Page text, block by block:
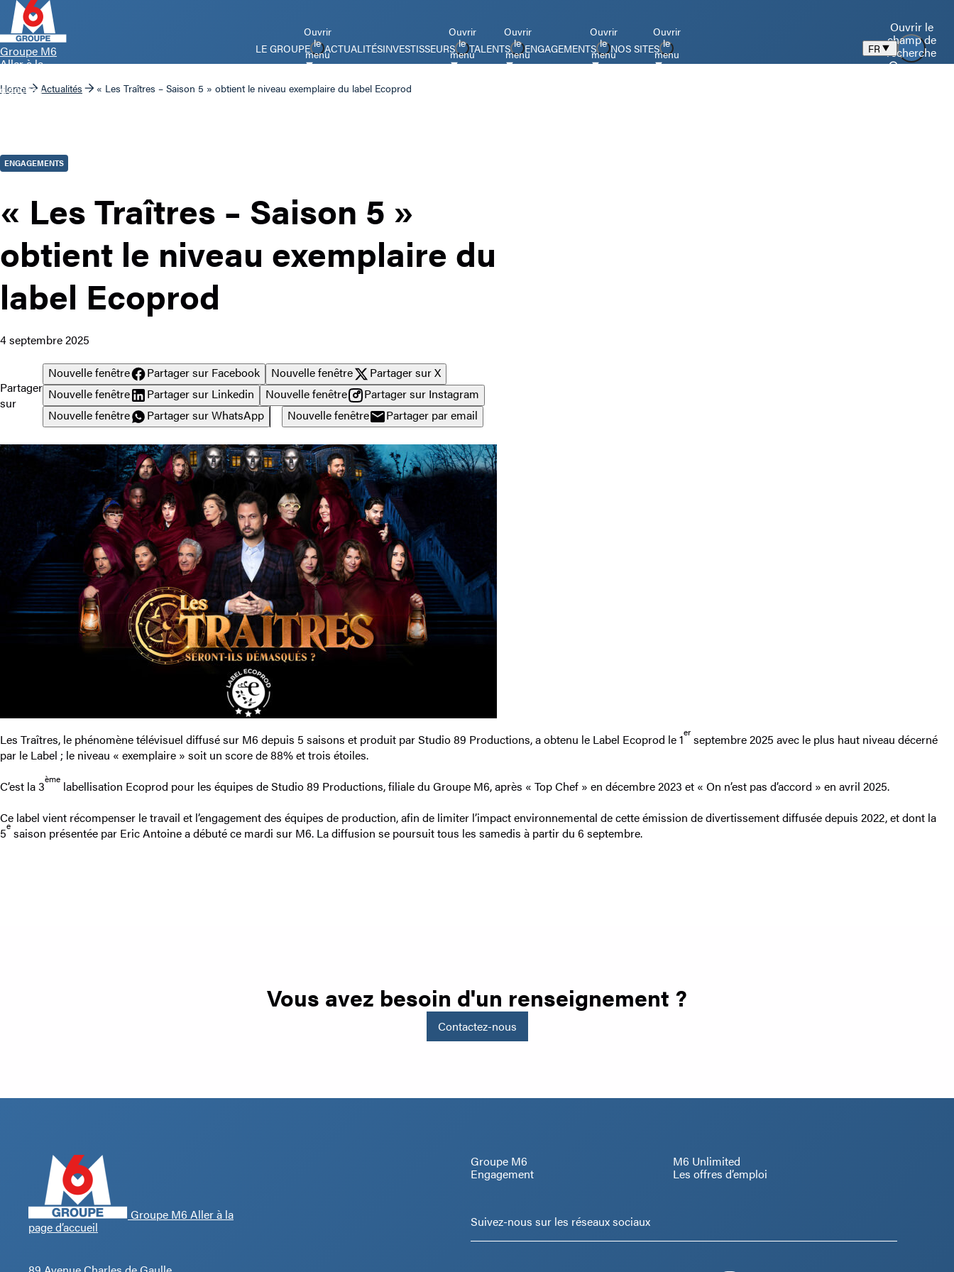
Groupe M6
Aller à la
d’accueil
LE GROUPE
Ouvrir
le
menuACTUALITÉSINVESTISSEURS
Ouvrir
le
menuTALENTS
Ouvrir
le
menuENGAGEMENTS
Ouvrir
le
menuNOS SITES
Ouvrir
le
menu
FR
Ouvrir le
champ de
recherche
Home Actualités « Les Traîtres – Saison 5 » obtient le niveau exemplaire du label Ecoprod
ENGAGEMENTS
« Les Traîtres – Saison 5 »
obtient le niveau exemplaire du
label Ecoprod
4 septembre 2025
Partager
sur
Nouvelle fenêtre Partager sur Facebook Nouvelle fenêtre
Partager sur X
Nouvelle fenêtre
Partager sur Linkedin Nouvelle fenêtre
Partager sur Instagram
Nouvelle fenêtre
Partager sur WhatsApp Nouvelle fenêtre Partager par email
Les Traîtres, le phénomène télévisuel diffusé sur M6 depuis 5 saisons et produit par Studio 89 Productions, a obtenu le Label Ecoprod le 1er septembre 2025 avec le plus haut niveau décerné
par le Label ; le niveau « exemplaire » soit un score de 88% et trois étoiles.
C’est la 3ème labellisation Ecoprod pour les équipes de Studio 89 Productions, filiale du Groupe M6, après « Top Chef » en décembre 2023 et « On n’est pas d’accord » en avril 2025.
Ce label vient récompenser le travail et l’engagement des équipes de production, afin de limiter l’impact environnemental de cette émission de divertissement diffusée depuis 2022, et dont la
5e saison présentée par Eric Antoine a débuté ce mardi sur M6. La diffusion se poursuit tous les samedis à partir du 6 septembre.
Vous avez besoin d'un renseignement ?
Contactez-nous
Groupe M6 Aller à la
page d’accueil
Groupe M6
Engagement
M6 Unlimited
Les offres d’emploi
Suivez-nous sur les réseaux sociaux